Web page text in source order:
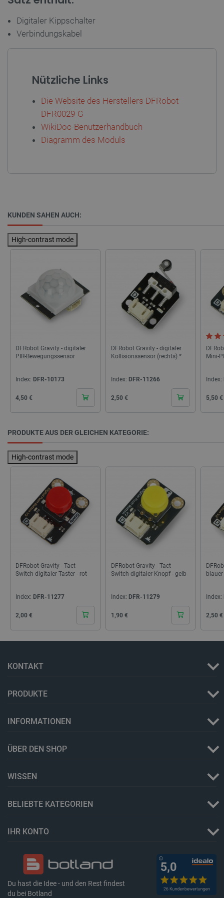
Digitaler Kippschalter
Verbindungskabel
Nützliche Links
Die Website des Herstellers DFRobot
DFR0029-G
WikiDoc-Benutzerhandbuch
Diagramm des Moduls
KUNDEN SAHEN AUCH:
High-contrast mode
DFRobot Gravity - digitaler
PIR-Bewegungssensor
Index: DFR-10173
Cena
4,50 €
DFRobot Gravity - digitaler
Kollisionssensor (rechts) *
Index: DFR-11266
Cena
2,50 €
Mini-
Index:
Cena
5,50 €
PRODUKTE AUS DER GLEICHEN KATEGORIE:
High-contrast mode
DFRobot Gravity - Tact
Switch digitaler Taster - rot
Index: DFR-11277
Cena
2,00 €
DFRobot Gravity - Tact
Switch digitaler Knopf - gelb
Index: DFR-11279
Cena
1,90 €
Index:
Cena
2,50 €
KONTAKT
PRODUKTE
INFORMATIONEN
ÜBER DEN SHOP
WISSEN
BELIEBTE KATEGORIEN
IHR KONTO
Du hast die Idee - und den Rest findest
du bei Botland
LaVisitorId_Ym90bGFuZC5sYWRlc2suY29tLw
_lb
isListDisplay
LaSID
Quality Unit
LLC
.botland.de
critCartData botland.de
9
PHPSESSID
Storage declaration
Lokaler Speicher
__ps_checkoutPayPalSdkInstance_storage__ Lokaler Speicher
Lokaler Speicher
lbx_ac_easystorage Sitzungsspeicher
_cltk Sitzungsspeicher